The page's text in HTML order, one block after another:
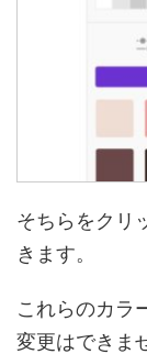
そちらをクリ
きます。
これらのカラ
変更はできま